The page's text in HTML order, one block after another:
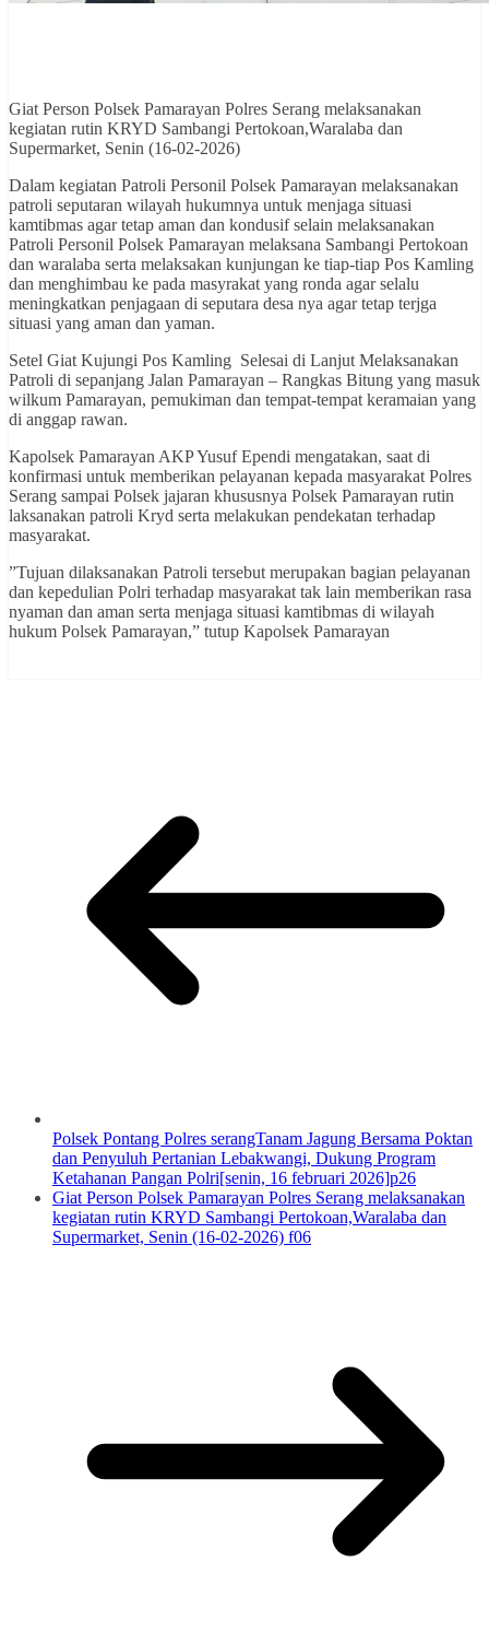
Giat Person Polsek Pamarayan Polres Serang melaksanakan
kegiatan rutin KRYD Sambangi Pertokoan,Waralaba dan
Supermarket, Senin (16-02-2026)
Dalam kegiatan Patroli Personil Polsek Pamarayan melaksanakan
patroli seputaran wilayah hukumnya untuk menjaga situasi
kamtibmas agar tetap aman dan kondusif selain melaksanakan
Patroli Personil Polsek Pamarayan melaksana Sambangi Pertokoan
dan waralaba serta melaksakan kunjungan ke tiap-tiap Pos Kamling
dan menghimbau ke pada masyrakat yang ronda agar selalu
meningkatkan penjagaan di seputara desa nya agar tetap terjga
situasi yang aman dan yaman.
Setel Giat Kujungi Pos Kamling Selesai di Lanjut Melaksanakan
Patroli di sepanjang Jalan Pamarayan – Rangkas Bitung yang masuk
wilkum Pamarayan, pemukiman dan tempat-tempat keramaian yang
di anggap rawan.
Kapolsek Pamarayan AKP Yusuf Ependi mengatakan, saat di
konfirmasi untuk memberikan pelayanan kepada masyarakat Polres
Serang sampai Polsek jajaran khususnya Polsek Pamarayan rutin
laksanakan patroli Kryd serta melakukan pendekatan terhadap
masyarakat.
”Tujuan dilaksanakan Patroli tersebut merupakan bagian pelayanan
dan kepedulian Polri terhadap masyarakat tak lain memberikan rasa
nyaman dan aman serta menjaga situasi kamtibmas di wilayah
hukum Polsek Pamarayan,” tutup Kapolsek Pamarayan
Polsek Pontang Polres serangTanam Jagung Bersama Poktan
dan Penyuluh Pertanian Lebakwangi, Dukung Program
Ketahanan Pangan Polri[senin, 16 februari 2026]p26
Giat Person Polsek Pamarayan Polres Serang melaksanakan
kegiatan rutin KRYD Sambangi Pertokoan,Waralaba dan
Supermarket, Senin (16-02-2026) f06